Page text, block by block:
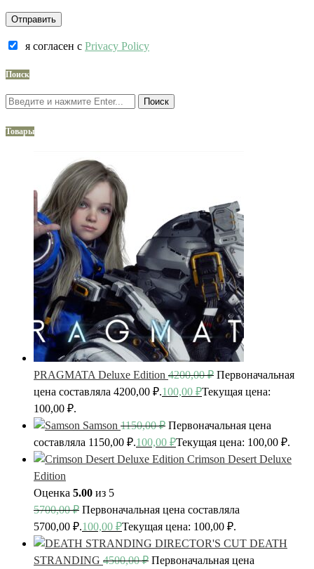
я согласен c Privacy Policy
Поиск
Поиск
Товары
PRAGMATA Deluxe Edition 4200,00₽ Первоначальная
цена составляла 4200,00 ₽.100,00 ₽Текущая цена:
100,00 ₽.
Samson 1150,00₽ Первоначальная цена
составляла 1150,00 ₽.100,00 ₽Текущая цена: 100,00 ₽.
Crimson Desert Deluxe
Edition
Оценка 5.00 из 5
5700,00₽ Первоначальная цена составляла
5700,00 ₽.100,00 ₽Текущая цена: 100,00 ₽.
DEATH
STRANDING 4500,00₽ Первоначальная цена